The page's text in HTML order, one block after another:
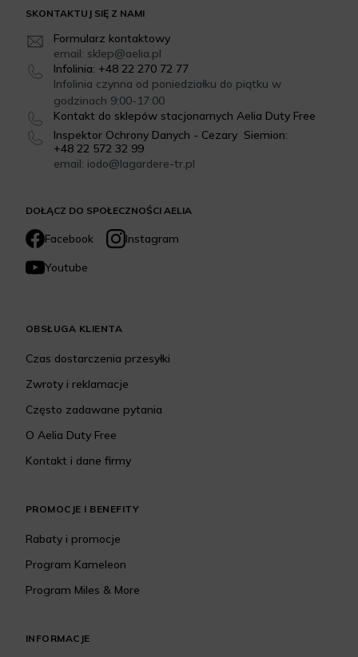
DOŁĄCZ DO SPOŁECZNOŚCI AELIA
Facebook
Instagram
Youtube
SKONTAKTUJ SIĘ Z NAMI
Formularz kontaktowy
email: sklep@aelia.pl
Infolinia: +48 22 270 72 77
Infolinia czynna od poniedziałku do piątku w
godzinach 9:00-17:00
Kontakt do sklepów stacjonarnych Aelia Duty Free
Inspektor Ochrony Danych - Cezary Siemion:
+48 22 572 32 99
email: iodo@lagardere-tr.pl
OBSŁUGA KLIENTA
Czas dostarczenia przesyłki
Zwroty i reklamacje
Często zadawane pytania
O Aelia Duty Free
Kontakt i dane firmy
PROMOCJE I BENEFITY
Rabaty i promocje
Program Kameleon
Program Miles & More
INFORMACJE